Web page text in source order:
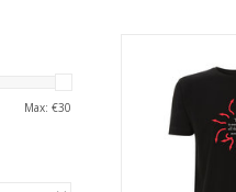
Max: €30
vormgeving
TOEVOEGEN